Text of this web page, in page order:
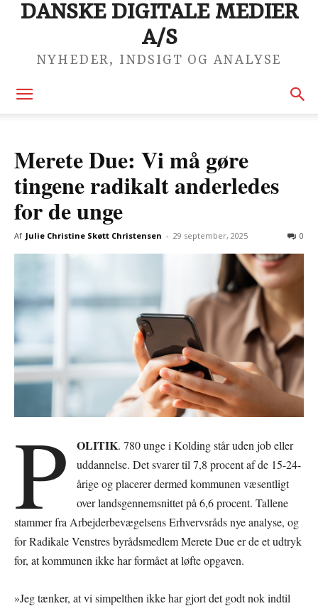
DANSKE DIGITALE MEDIER
A/S
NYHEDER, INDSIGT OG ANALYSE
Merete Due: Vi må gøre
tingene radikalt anderledes
for de unge
Af Julie Christine Skøtt Christensen - 29 september, 2025 0
P OLITIK. 780 unge i Kolding står uden job eller
uddannelse. Det svarer til 7,8 procent af de 15-24-
årige og placerer dermed kommunen væsentligt
over landsgennemsnittet på 6,6 procent. Tallene
stammer fra Arbejderbevægelsens Erhvervsråds nye analyse, og
for Radikale Venstres byrådsmedlem Merete Due er de et udtryk
for, at kommunen ikke har formået at løfte opgaven.
»Jeg tænker, at vi simpelthen ikke har gjort det godt nok indtil